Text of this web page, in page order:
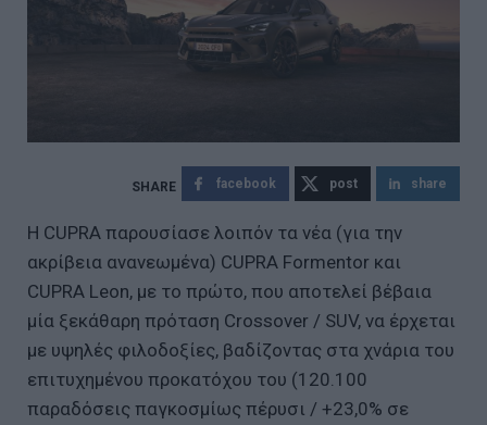
facebook post share
Η CUPRA παρουσίασε λοιπόν τα νέα (για την
ακρίβεια ανανεωμένα) CUPRA Formentor και
CUPRA Leon, με το πρώτο, που αποτελεί βέβαια
μία ξεκάθαρη πρόταση Crossover / SUV, να έρχεται
με υψηλές φιλοδοξίες, βαδίζοντας στα χνάρια του
επιτυχημένου προκατόχου του (120.100
παραδόσεις παγκοσμίως πέρυσι / +23,0% σε